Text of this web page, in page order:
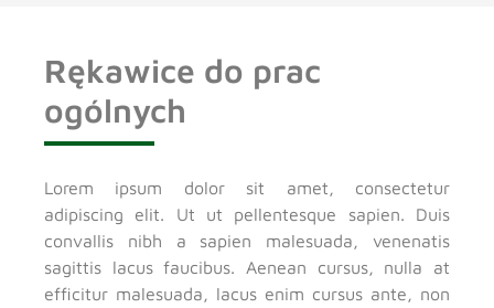
Rękawice do prac
ogólnych
Lorem ipsum dolor sit amet, consectetur
adipiscing elit. Ut ut pellentesque sapien. Duis
convallis nibh a sapien malesuada, venenatis
sagittis lacus faucibus. Aenean cursus, nulla at
efficitur malesuada, lacus enim cursus ante, non